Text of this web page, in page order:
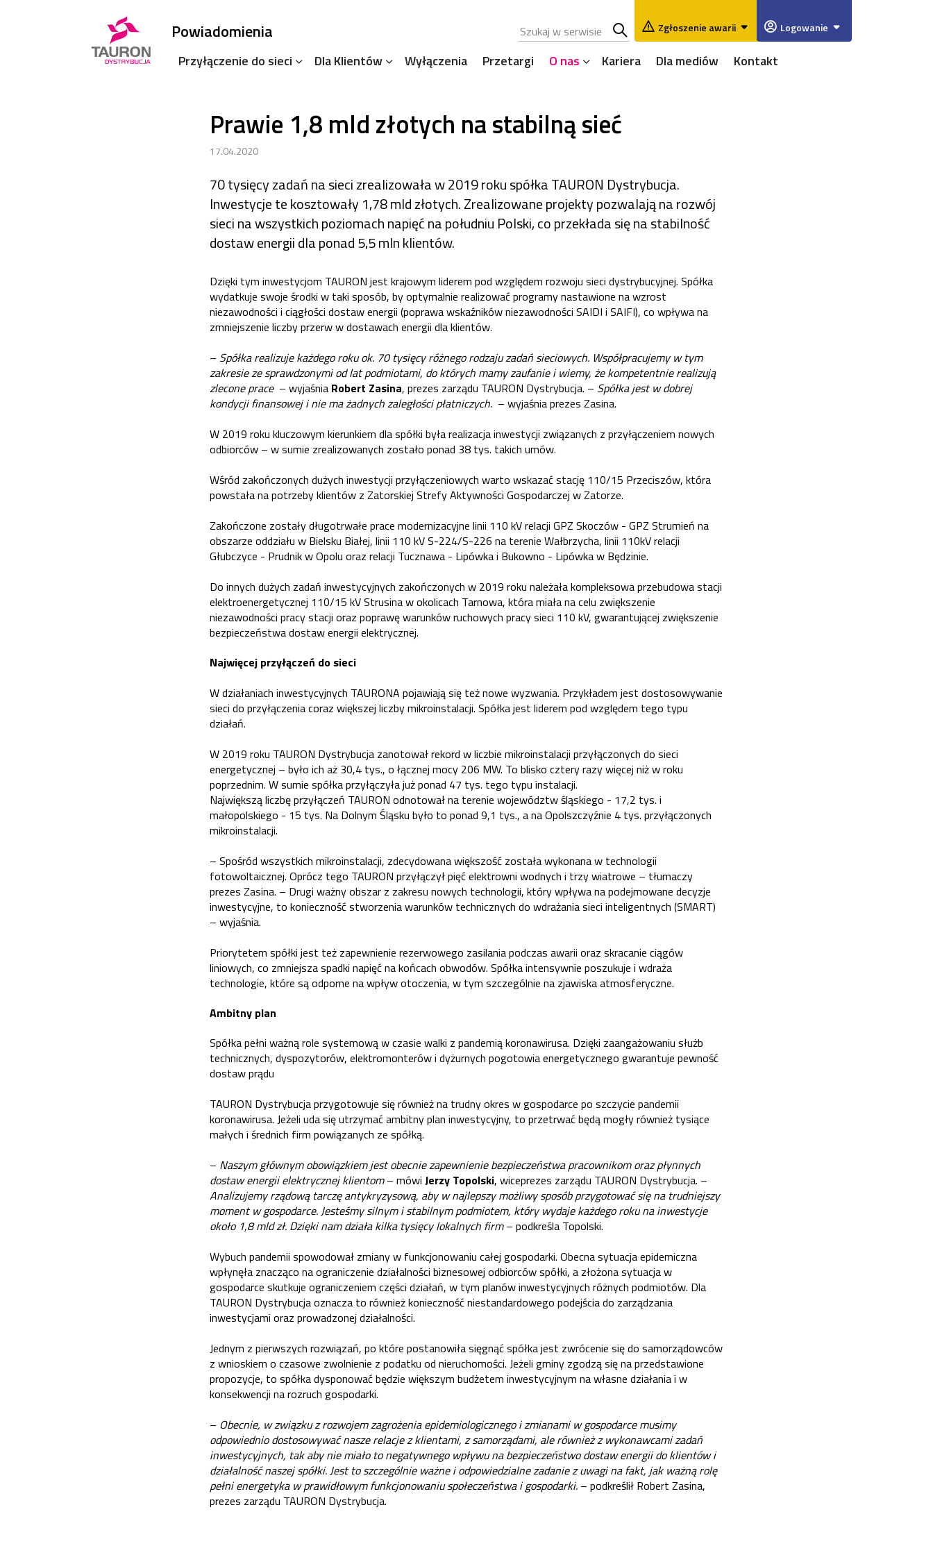
Powiadomienia Zgłoszenie awarii Logowanie
Przyłączenie do sieci Dla Klientów Wyłączenia Przetargi O nas Kariera Dla mediów Kontakt
Prawie 1,8 mld złotych na stabilną sieć
17.04.2020
70 tysięcy zadań na sieci zrealizowała w 2019 roku spółka TAURON Dystrybucja.
Inwestycje te kosztowały 1,78 mld złotych. Zrealizowane projekty pozwalają na rozwój
sieci na wszystkich poziomach napięć na południu Polski, co przekłada się na stabilność
dostaw energii dla ponad 5,5 mln klientów.
Dzięki tym inwestycjom TAURON jest krajowym liderem pod względem rozwoju sieci dystrybucyjnej. Spółka
wydatkuje swoje środki w taki sposób, by optymalnie realizować programy nastawione na wzrost
niezawodności i ciągłości dostaw energii (poprawa wskaźników niezawodności SAIDI i SAIFI), co wpływa na
zmniejszenie liczby przerw w dostawach energii dla klientów.
– Spółka realizuje każdego roku ok. 70 tysięcy różnego rodzaju zadań sieciowych. Współpracujemy w tym
zakresie ze sprawdzonymi od lat podmiotami, do których mamy zaufanie i wiemy, że kompetentnie realizują
zlecone prace – wyjaśnia Robert Zasina, prezes zarządu TAURON Dystrybucja. – Spółka jest w dobrej
kondycji finansowej i nie ma żadnych zaległości płatniczych. – wyjaśnia prezes Zasina.
W 2019 roku kluczowym kierunkiem dla spółki była realizacja inwestycji związanych z przyłączeniem nowych
odbiorców – w sumie zrealizowanych zostało ponad 38 tys. takich umów.
Wśród zakończonych dużych inwestycji przyłączeniowych warto wskazać stację 110/15 Przeciszów, która
powstała na potrzeby klientów z Zatorskiej Strefy Aktywności Gospodarczej w Zatorze.
Zakończone zostały długotrwałe prace modernizacyjne linii 110 kV relacji GPZ Skoczów - GPZ Strumień na
obszarze oddziału w Bielsku Białej, linii 110 kV S-224/S-226 na terenie Wałbrzycha, linii 110kV relacji
Głubczyce - Prudnik w Opolu oraz relacji Tucznawa - Lipówka i Bukowno - Lipówka w Będzinie.
Do innych dużych zadań inwestycyjnych zakończonych w 2019 roku należała kompleksowa przebudowa stacji
elektroenergetycznej 110/15 kV Strusina w okolicach Tarnowa, która miała na celu zwiększenie
niezawodności pracy stacji oraz poprawę warunków ruchowych pracy sieci 110 kV, gwarantującej zwiększenie
bezpieczeństwa dostaw energii elektrycznej.
Najwięcej przyłączeń do sieci
W działaniach inwestycyjnych TAURONA pojawiają się też nowe wyzwania. Przykładem jest dostosowywanie
sieci do przyłączenia coraz większej liczby mikroinstalacji. Spółka jest liderem pod względem tego typu
działań.
W 2019 roku TAURON Dystrybucja zanotował rekord w liczbie mikroinstalacji przyłączonych do sieci
energetycznej – było ich aż 30,4 tys., o łącznej mocy 206 MW. To blisko cztery razy więcej niż w roku
poprzednim. W sumie spółka przyłączyła już ponad 47 tys. tego typu instalacji.
Największą liczbę przyłączeń TAURON odnotował na terenie województw śląskiego - 17,2 tys. i
małopolskiego - 15 tys. Na Dolnym Śląsku było to ponad 9,1 tys., a na Opolszczyźnie 4 tys. przyłączonych
mikroinstalacji.
– Spośród wszystkich mikroinstalacji, zdecydowana większość została wykonana w technologii
fotowoltaicznej. Oprócz tego TAURON przyłączył pięć elektrowni wodnych i trzy wiatrowe – tłumaczy
prezes Zasina. – Drugi ważny obszar z zakresu nowych technologii, który wpływa na podejmowane decyzje
inwestycyjne, to konieczność stworzenia warunków technicznych do wdrażania sieci inteligentnych (SMART)
– wyjaśnia.
Priorytetem spółki jest też zapewnienie rezerwowego zasilania podczas awarii oraz skracanie ciągów
liniowych, co zmniejsza spadki napięć na końcach obwodów. Spółka intensywnie poszukuje i wdraża
technologie, które są odporne na wpływ otoczenia, w tym szczególnie na zjawiska atmosferyczne.
Ambitny plan
Spółka pełni ważną role systemową w czasie walki z pandemią koronawirusa. Dzięki zaangażowaniu służb
technicznych, dyspozytorów, elektromonterów i dyżurnych pogotowia energetycznego gwarantuje pewność
dostaw prądu
TAURON Dystrybucja przygotowuje się również na trudny okres w gospodarce po szczycie pandemii
koronawirusa. Jeżeli uda się utrzymać ambitny plan inwestycyjny, to przetrwać będą mogły również tysiące
małych i średnich firm powiązanych ze spółką.
– Naszym głównym obowiązkiem jest obecnie zapewnienie bezpieczeństwa pracownikom oraz płynnych
dostaw energii elektrycznej klientom– mówi Jerzy Topolski, wiceprezes zarządu TAURON Dystrybucja. –
Analizujemy rządową tarczę antykryzysową, aby w najlepszy możliwy sposób przygotować się na trudniejszy
moment w gospodarce. Jesteśmy silnym i stabilnym podmiotem, który wydaje każdego roku na inwestycje
około 1,8 mld zł. Dzięki nam działa kilka tysięcy lokalnych firm– podkreśla Topolski.
Wybuch pandemii spowodował zmiany w funkcjonowaniu całej gospodarki. Obecna sytuacja epidemiczna
wpłynęła znacząco na ograniczenie działalności biznesowej odbiorców spółki, a złożona sytuacja w
gospodarce skutkuje ograniczeniem części działań, w tym planów inwestycyjnych różnych podmiotów. Dla
TAURON Dystrybucja oznacza to również konieczność niestandardowego podejścia do zarządzania
inwestycjami oraz prowadzonej działalności.
Jednym z pierwszych rozwiązań, po które postanowiła sięgnąć spółka jest zwrócenie się do samorządowców
z wnioskiem o czasowe zwolnienie z podatku od nieruchomości. Jeżeli gminy zgodzą się na przedstawione
propozycje, to spółka dysponować będzie większym budżetem inwestycyjnym na własne działania i w
konsekwencji na rozruch gospodarki.
– Obecnie, w związku z rozwojem zagrożenia epidemiologicznego i zmianami w gospodarce musimy
odpowiednio dostosowywać nasze relacje z klientami, z samorządami, ale również z wykonawcami zadań
inwestycyjnych, tak aby nie miało to negatywnego wpływu na bezpieczeństwo dostaw energii do klientów i
działalność naszej spółki. Jest to szczególnie ważne i odpowiedzialne zadanie z uwagi na fakt, jak ważną rolę
pełni energetyka w prawidłowym funkcjonowaniu społeczeństwa i gospodarki. – podkreślił Robert Zasina,
prezes zarządu TAURON Dystrybucja.